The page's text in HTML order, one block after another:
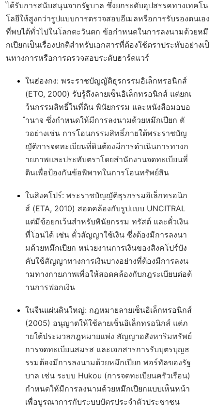
ได้รับการสนับสนุนจากรัฐบาล ซึ่งยกระดับอุปสรรคทางเทคโน
โลยีให้สูงกว่ารูปแบบการตรวจสอบอีเมลหรือการรับรองตนเอง
ที่พบได้ทั่วไปในโลกตะวันตก ข้อกำหนดในการลงนามด้วยหมึ
กเปียกเป็นเรื่องปกติสำหรับเอกสารที่ต้องใช้ตราประทับอย่างเป็
นทางการหรือการตรวจสอบระดับฮาร์ดแวร์
ในฮ่องกง: พระราชบัญญัติธุรกรรมอิเล็กทรอนิกส์
(ETO, 2000) รับรู้ถึงลายเซ็นอิเล็กทรอนิกส์ แต่ยกเ
ว้นกรรมสิทธิ์ในที่ดิน พินัยกรรม และหนังสือมอบอ
ำนาจ ซึ่งกำหนดให้มีการลงนามด้วยหมึกเปียก ตั
วอย่างเช่น การโอนกรรมสิทธิ์ภายใต้พระราชบัญ
ญัติการจดทะเบียนที่ดินต้องมีการดำเนินการทางก
ายภาพและประทับตราโดยสำนักงานจดทะเบียนที่
ดินเพื่อป้องกันข้อพิพาทในการโอนทรัพย์สิน
ในสิงคโปร์: พระราชบัญญัติธุรกรรมอิเล็กทรอนิก
ส์ (ETA, 2010) สอดคล้องกับรูปแบบ UNCITRAL
แต่มีข้อยกเว้นสำหรับพินัยกรรม ทรัสต์ และตั๋วเงิน
ที่โอนได้ เช่น ตั๋วสัญญาใช้เงิน ซึ่งต้องมีการลงนา
มด้วยหมึกเปียก หน่วยงานการเงินของสิงคโปร์บัง
คับใช้สัญญาทางการเงินบางอย่างที่ต้องมีการลงน
ามทางกายภาพเพื่อให้สอดคล้องกับกฎระเบียบต่อต้
านการฟอกเงิน
ในจีนแผ่นดินใหญ่: กฎหมายลายเซ็นอิเล็กทรอนิกส์
(2005) อนุญาตให้ใช้ลายเซ็นอิเล็กทรอนิกส์ แต่ภ
ายใต้ประมวลกฎหมายแพ่ง สัญญาอสังหาริมทรัพย์
การจดทะเบียนสมรส และเอกสารการรับบุตรบุญธ
รรมต้องมีการลงนามด้วยหมึกเปียก พอร์ทัลของรัฐ
บาล เช่น ระบบ Hukou (การจดทะเบียนครัวเรือน)
กำหนดให้มีการลงนามด้วยหมึกเปียกแบบเห็นหน้า
เพื่อบูรณาการกับระบบบัตรประจำตัวประชาชน